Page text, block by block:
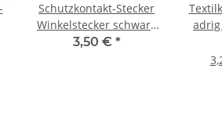
Schutzkontakt-Stecker
Winkelstecker schwarz
Bakelit Optik 250V/16A
3,50 € *